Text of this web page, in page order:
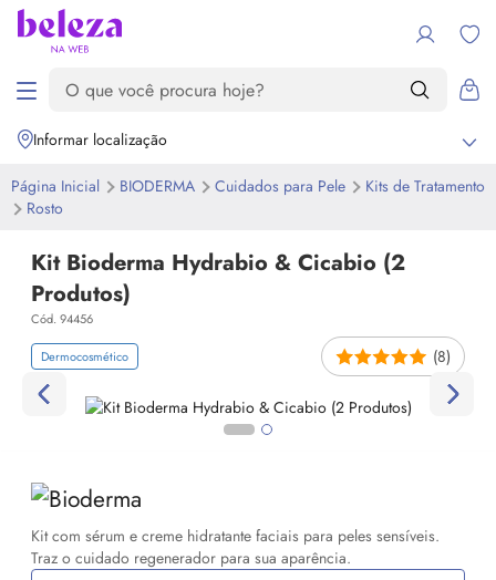
Informar localização
Página Inicial BIODERMA Cuidados para Pele
Kits de Tratamento
Rosto
Kit Bioderma Hydrabio & Cicabio (2
Produtos)
Cód. 94456
Dermocosmético (8)
Kit com sérum e creme hidratante faciais para peles sensíveis.
Traz o cuidado regenerador para sua aparência.